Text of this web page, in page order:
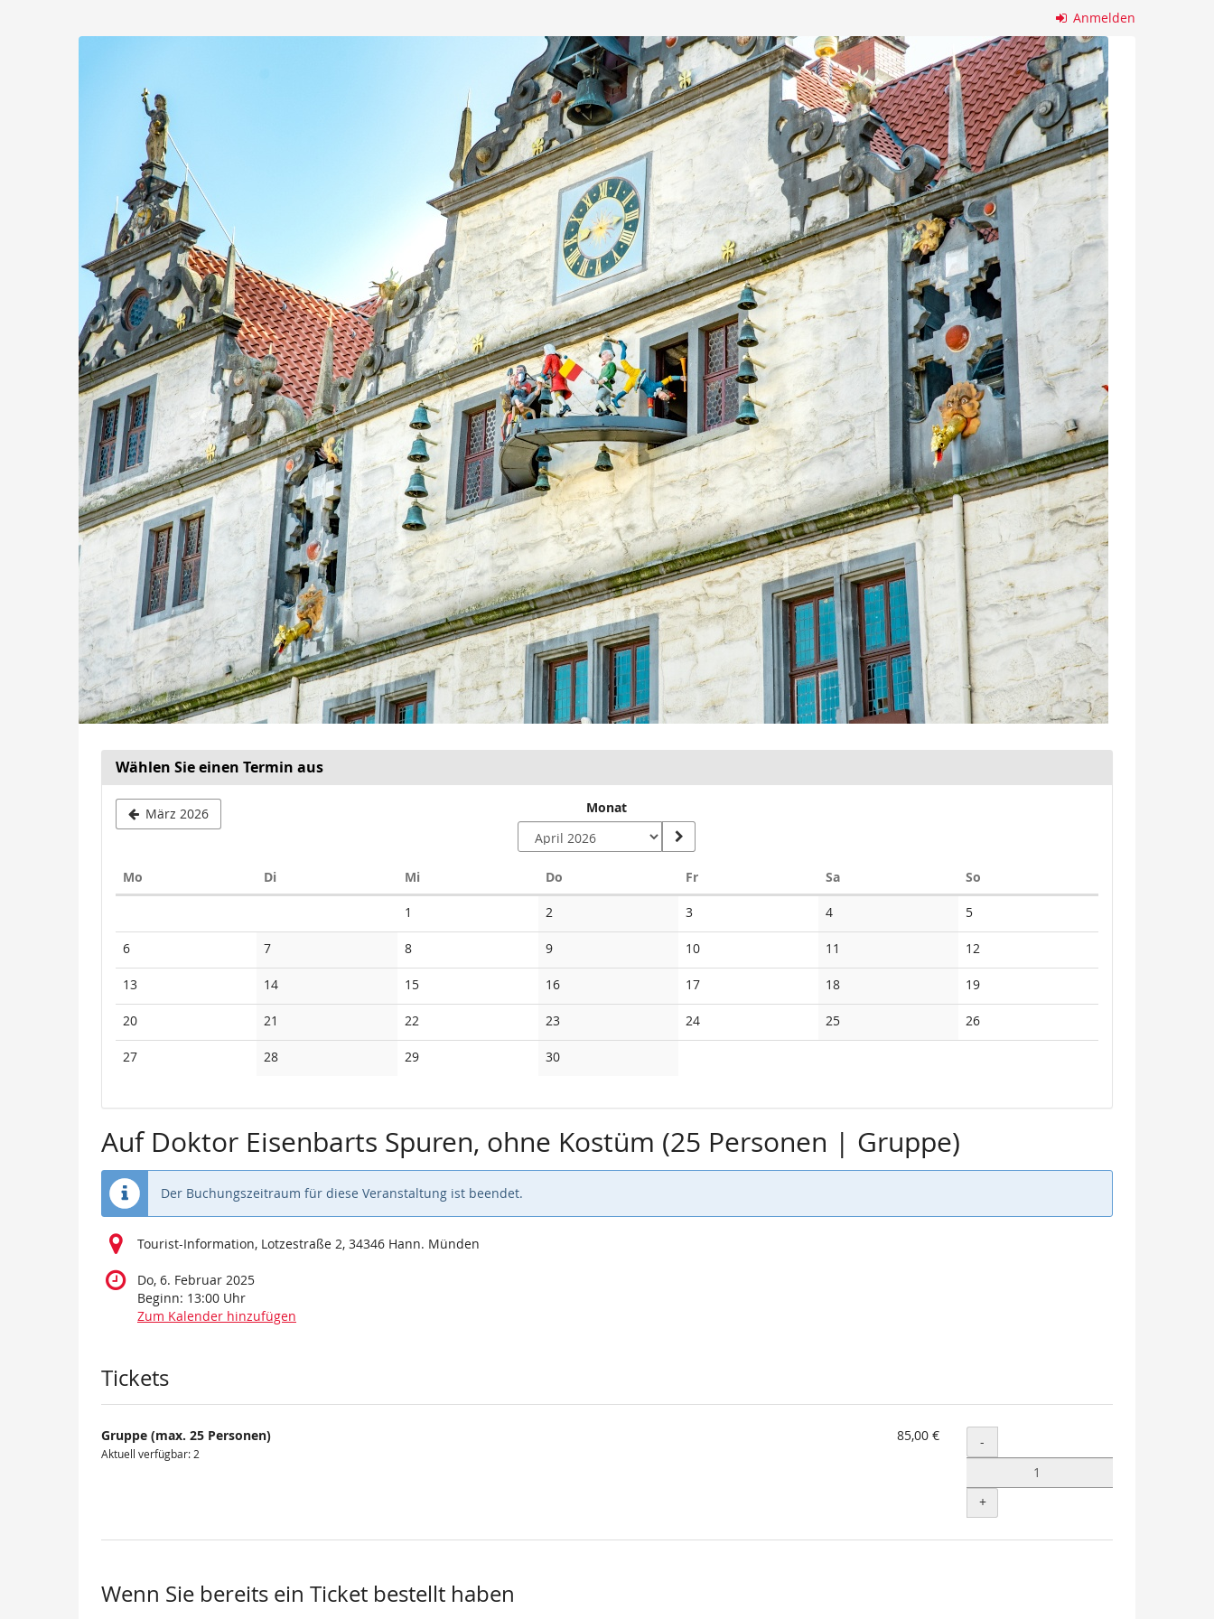
Anmelden
Wählen Sie einen Termin aus
März 2026 Monat
Mo DiDienstag MiMittwoch Do FrFreitag SaSamstag So
1
Veranstaltungen
2
Veranstaltungen
3Keine
Veranstaltungen
4Keine
Veranstaltungen
5Keine
Veranstaltungen
6Keine
Veranstaltungen
7Keine
Veranstaltungen
8Keine
Veranstaltungen
9Keine
Veranstaltungen
10Keine
Veranstaltungen
11
Veranstaltungen
12
Veranstaltungen
13Keine
Veranstaltungen
14Keine
Veranstaltungen
15Keine
Veranstaltungen
16Keine
Veranstaltungen
17Keine
Veranstaltungen
18Keine
Veranstaltungen
19Keine
Veranstaltungen
20Keine
Veranstaltungen
21
Veranstaltungen
22
Veranstaltungen
23Keine
Veranstaltungen
24Keine
Veranstaltungen
25Keine
Veranstaltungen
26Keine
Veranstaltungen
27Keine
28Keine
29Keine
30Keine
Auf Doktor Eisenbarts Spuren, ohne Kostüm (25 Personen | Gruppe)
Der Buchungszeitraum für diese Veranstaltung ist beendet.
Tourist-Information, Lotzestraße 2, 34346 Hann. Münden
Do, 6. Februar 2025
Beginn: 13:00 Uhr
Zum Kalender hinzufügen
Produkte
Tickets
Gruppe (max. 25 Personen)
Aktuell verfügbar: 2
85,00 € Menge
-
+
Wenn Sie bereits ein Ticket bestellt haben